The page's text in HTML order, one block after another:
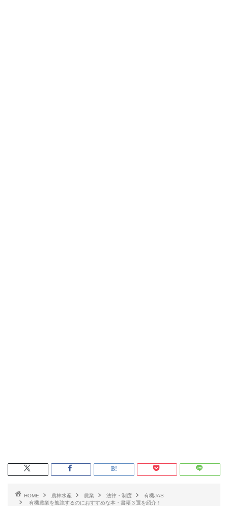
HOME 農林水産 農業 法律・制度
有機JAS
有機農業を勉強するのにおすすめな本・書籍３選を紹介！